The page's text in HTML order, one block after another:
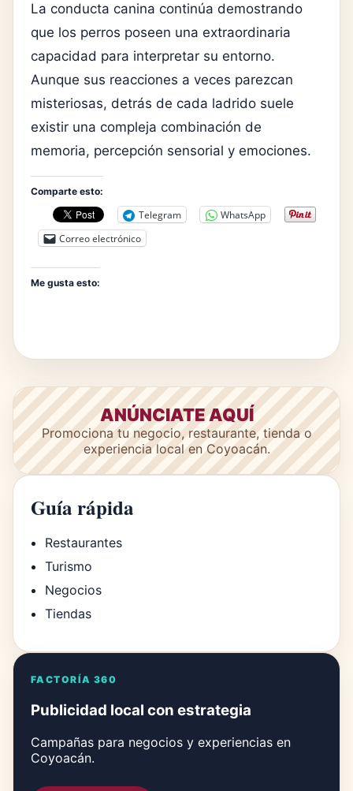
La conducta canina continúa demostrando
que los perros poseen una extraordinaria
capacidad para interpretar su entorno.
Aunque sus reacciones a veces parezcan
misteriosas, detrás de cada ladrido suele
existir una compleja combinación de
memoria, percepción sensorial y emociones.
Comparte esto:
Telegram
WhatsApp
Correo electrónico
Me gusta esto:
ANÚNCIATE AQUÍ
Promociona tu negocio, restaurante, tienda o
experiencia local en Coyoacán.
Guía rápida
Restaurantes
Turismo
Negocios
Tiendas
FACTORÍA 360
Publicidad local con estrategia
Campañas para negocios y experiencias en
Coyoacán.